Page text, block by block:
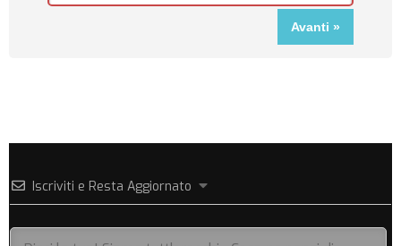
Iscriviti e Resta Aggiornato